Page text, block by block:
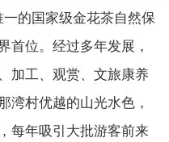
的国家级金花茶自然保
首位。经过多年发展，
加工、观赏、文旅康养
湾村优越的山光水色，
每年吸引大批游客前来